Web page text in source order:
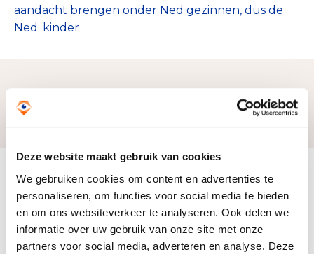
Deze website maakt gebruik van cookies
We gebruiken cookies om content en advertenties te
personaliseren, om functies voor social media te bieden
en om ons websiteverkeer te analyseren. Ook delen we
informatie over uw gebruik van onze site met onze
partners voor social media, adverteren en analyse. Deze
aandacht brengen onder Ned gezinnen, dus de
Ned. kinder
Zo bereiken we ons doel
Doelbesteding (2024)
€ 49.442